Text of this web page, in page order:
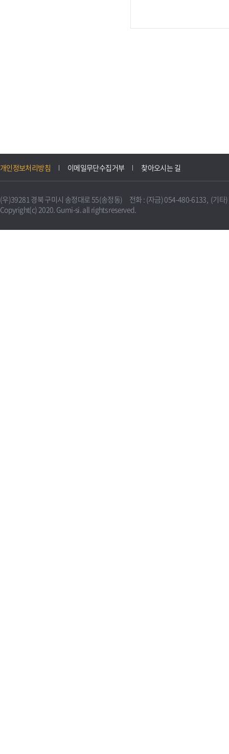
개인정보처리방침 이메일무단수집거부 찾아오시는 길
(우)39281 경북 구미시 송정대로 55(송정동) 전화 : (자금) 054-480-6133, (기타
Copyright(c) 2020. Gumi-si. all rights reserved.